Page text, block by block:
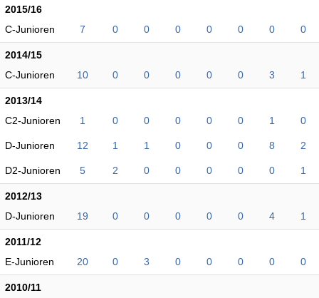
2015/16
C-Junioren
7 0 0 0 0 0 0 0
2014/15
C-Junioren
10 0 0 0 0 0 3 1
2013/14
C2-Junioren
1 0 0 0 0 0 1 0
D-Junioren 12 1 1 0 0 0 8 2
D2-Junioren 5 2 0 0 0 0 0 1
2012/13
D-Junioren
19 0 0 0 0 0 4 1
2011/12
E-Junioren
20 0 3 0 0 0 0 0
2010/11